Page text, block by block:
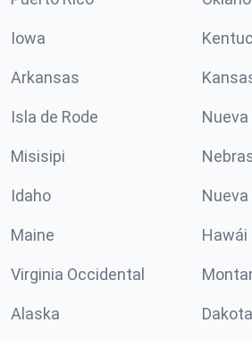
Iowa
Arkansas
Isla de Rode
Misisipi
Idaho
Maine Hawái
Virginia Occidental
Alaska